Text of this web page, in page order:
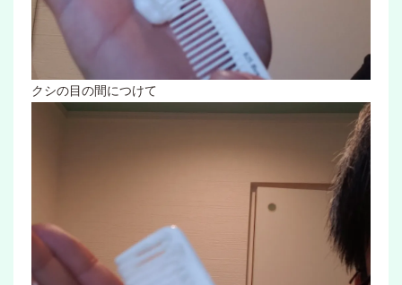
クシの目の間につけて